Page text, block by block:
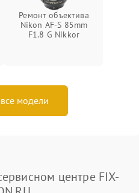
Ремонт объектива
Nikon AF-S 85mm
F1.8 G Nikkor
модели
центре FIX-